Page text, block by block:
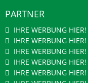
PARTNER
IHRE WERBUNG HIER!
IHRE WERBUNG HIER!
IHRE WERBUNG HIER!
IHRE WERBUNG HIER!
IHRE WERBUNG HIER!